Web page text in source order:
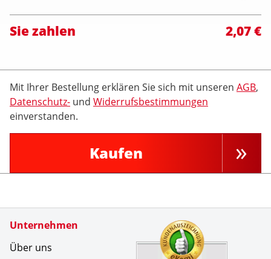
Sie zahlen 2,07 €
Mit Ihrer Bestellung erklären Sie sich mit unseren AGB,
Datenschutz- und Widerrufsbestimmungen
einverstanden.
Kaufen
Unternehmen
Über uns
Zertifikate